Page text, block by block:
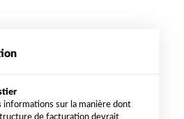
informations sur la manière dont
de facturation devrait